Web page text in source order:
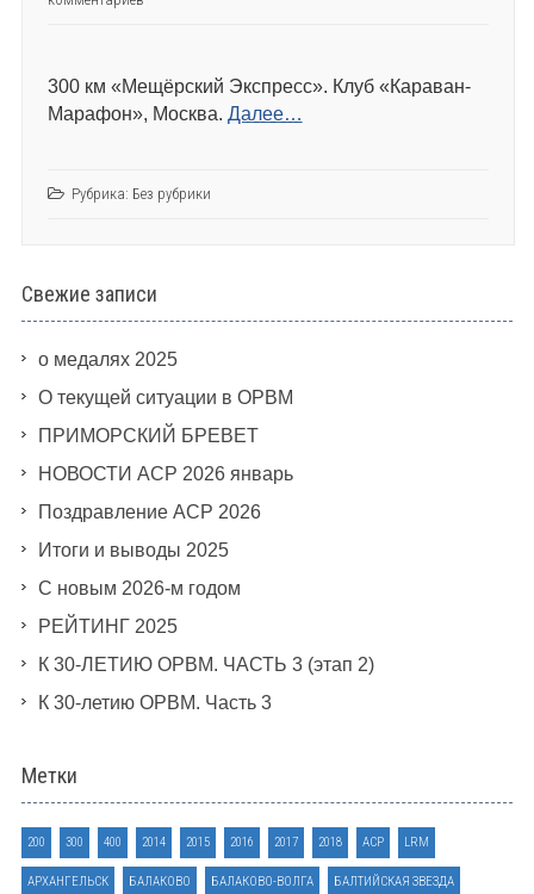
300 км «Мещёрский Экспресс». Клуб «Караван-
Марафон», Москва. Далее…
Рубрика: Без рубрики
Свежие записи
о медалях 2025
О текущей ситуации в ОРВМ
ПРИМОРСКИЙ БРЕВЕТ
НОВОСТИ АСР 2026 январь
Поздравление АСР 2026
Итоги и выводы 2025
С новым 2026-м годом
РЕЙТИНГ 2025
К 30-ЛЕТИЮ ОРВМ. ЧАСТЬ 3 (этап 2)
К 30-летию ОРВМ. Часть 3
Метки
200 300 400 2014 2015 2016 2017 2018 ACP LRM
АРХАНГЕЛЬСК БАЛАКОВО БАЛАКОВО-ВОЛГА БАЛТИЙСКАЯ ЗВЕЗДА